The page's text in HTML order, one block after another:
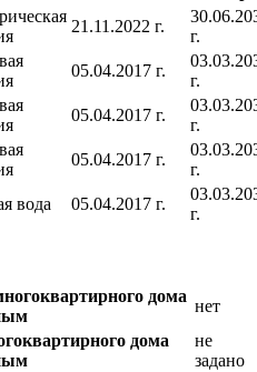
21.11.2022 г.
г.
05.04.2017 г.
г.
05.04.2017 г.
г.
05.04.2017 г.
г.
вода 05.04.2017 г.
г.
дома
нет
дома
не
задано